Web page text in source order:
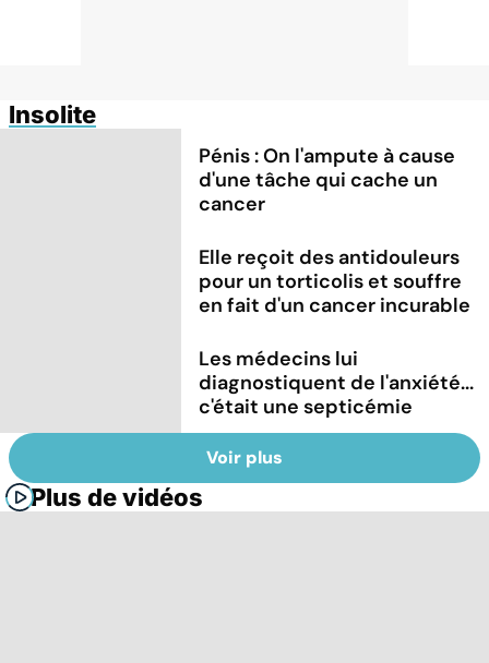
Insolite
Pénis : On l'ampute à cause
d'une tâche qui cache un
cancer
Elle reçoit des antidouleurs
pour un torticolis et souffre
en fait d'un cancer incurable
Les médecins lui
diagnostiquent de l'anxiété...
c'était une septicémie
Voir plus
Plus de vidéos